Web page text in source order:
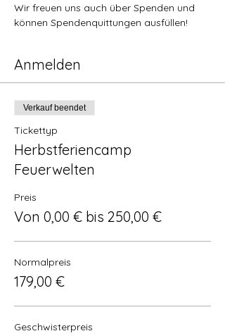
Wir freuen uns auch über Spenden und
können Spendenquittungen ausfüllen!
Anmelden
Verkauf beendet
Tickettyp
Herbstferiencamp
Feuerwelten
Preis
Von 0,00 € bis 250,00 €
Normalpreis
179,00 €
Geschwisterpreis